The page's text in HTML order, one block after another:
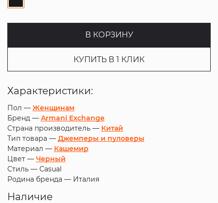
В КОРЗИНУ
КУПИТЬ В 1 КЛИК
Характеристики:
Пол — Женщинам
Бренд — Armani Exchange
Страна производитель — Китай
Тип товара — Джемперы и пуловеры
Материал — Кашемир
Цвет — Черный
Стиль — Casual
Родина бренда — Италия
Наличие